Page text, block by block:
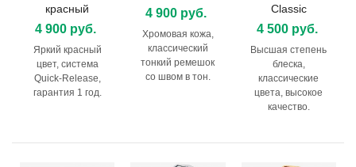
красный
4 900 руб.
Яркий красный
цвет, система
Quick-Release,
гарантия 1 год.
4 900 руб.
Хромовая кожа,
классический
тонкий ремешок
со швом в тон.
Classic
4 500 руб.
Высшая степень
блеска,
классические
цвета, высокое
качество.